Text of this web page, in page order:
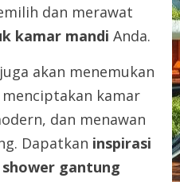
dan merawat
kamar mandi Anda.
akan menemukan
kamar
dan menawan
Dapatkan inspirasi
gantung